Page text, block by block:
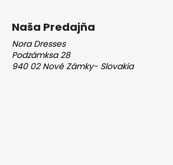
ý
Naša Predajňa
Nora Dresses
Podzámksa 28
940 02 Nové Zámky- Slovakia